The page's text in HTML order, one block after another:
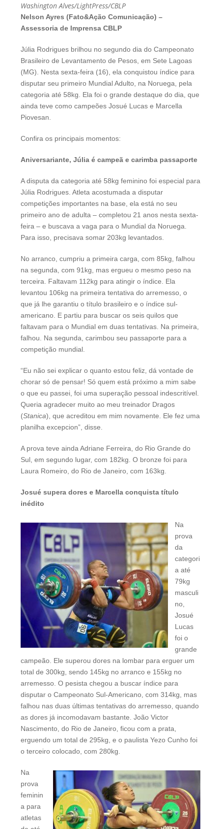
Washington Alves/LightPress/CBLP
Nelson Ayres (Fato&Ação Comunicação) –
Assessoria de Imprensa CBLP
Júlia Rodrigues brilhou no segundo dia do Campeonato
Brasileiro de Levantamento de Pesos, em Sete Lagoas
(MG). Nesta sexta-feira (16), ela conquistou índice para
disputar seu primeiro Mundial Adulto, na Noruega, pela
categoria até 58kg. Ela foi o grande destaque do dia, que
ainda teve como campeões Josué Lucas e Marcella
Piovesan.
Confira os principais momentos:
Aniversariante, Júlia é campeã e carimba passaporte
A disputa da categoria até 58kg feminino foi especial para
Júlia Rodrigues. Atleta acostumada a disputar
competições importantes na base, ela está no seu
primeiro ano de adulta – completou 21 anos nesta sexta-
feira – e buscava a vaga para o Mundial da Noruega.
Para isso, precisava somar 203kg levantados.
No arranco, cumpriu a primeira carga, com 85kg, falhou
na segunda, com 91kg, mas ergueu o mesmo peso na
terceira. Faltavam 112kg para atingir o índice. Ela
levantou 106kg na primeira tentativa do arremesso, o
que já lhe garantiu o título brasileiro e o índice sul-
americano. E partiu para buscar os seis quilos que
faltavam para o Mundial em duas tentativas. Na primeira,
falhou. Na segunda, carimbou seu passaporte para a
competição mundial.
“Eu não sei explicar o quanto estou feliz, dá vontade de
chorar só de pensar! Só quem está próximo a mim sabe
o que eu passei, foi uma superação pessoal indescritível.
Queria agradecer muito ao meu treinador Dragos
(Stanica), que acreditou em mim novamente. Ele fez uma
planilha excepcion”, disse.
A prova teve ainda Adriane Ferreira, do Rio Grande do
Sul, em segundo lugar, com 182kg. O bronze foi para
Laura Romeiro, do Rio de Janeiro, com 163kg.
Josué supera dores e Marcella conquista título
inédito
Na
prova
da
categori
a até
79kg
masculi
no,
Josué
Lucas
foi o
grande
campeão. Ele superou dores na lombar para erguer um
total de 300kg, sendo 145kg no arranco e 155kg no
arremesso. O pesista chegou a buscar índice para
disputar o Campeonato Sul-Americano, com 314kg, mas
falhou nas duas últimas tentativas do arremesso, quando
as dores já incomodavam bastante. João Victor
Nascimento, do Rio de Janeiro, ficou com a prata,
erguendo um total de 295kg, e o paulista Yezo Cunho foi
o terceiro colocado, com 280kg.
Na
prova
feminin
a para
atletas